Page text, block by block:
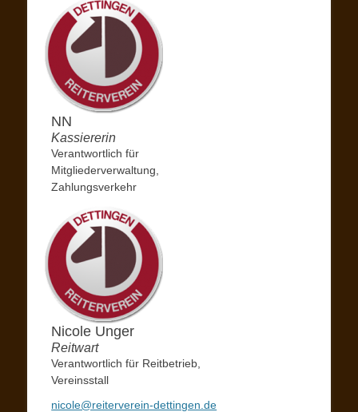
NN
Kassiererin
Verantwortlich für
Mitgliederverwaltung,
Zahlungsverkehr
Nicole Unger
Reitwart
Verantwortlich für Reitbetrieb,
Vereinsstall
nicole@reiterverein-dettingen.de